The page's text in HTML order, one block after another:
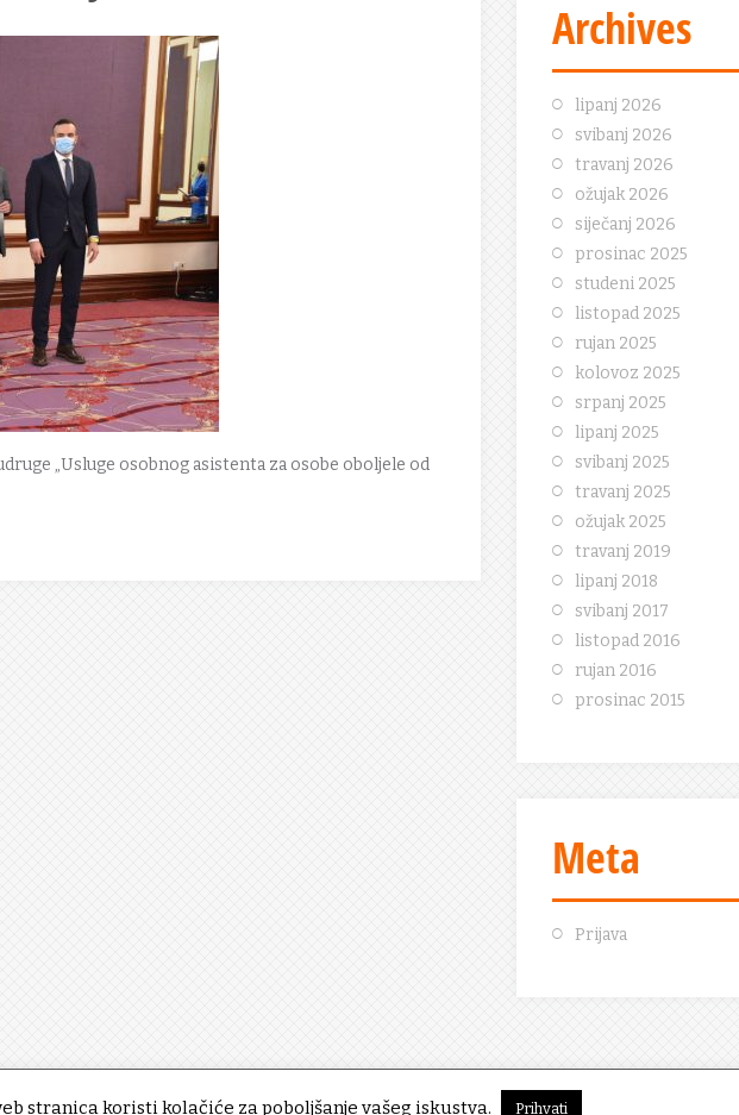
„Usluge osobnog asistenta za osobe oboljele od
Archives
lipanj 2026
svibanj 2026
travanj 2026
ožujak 2026
siječanj 2026
prosinac 2025
studeni 2025
listopad 2025
rujan 2025
kolovoz 2025
srpanj 2025
lipanj 2025
svibanj 2025
travanj 2025
ožujak 2025
travanj 2019
lipanj 2018
svibanj 2017
listopad 2016
rujan 2016
prosinac 2015
Meta
Prijava
stranica koristi kolačiće za poboljšanje vašeg iskustva. Prihvati